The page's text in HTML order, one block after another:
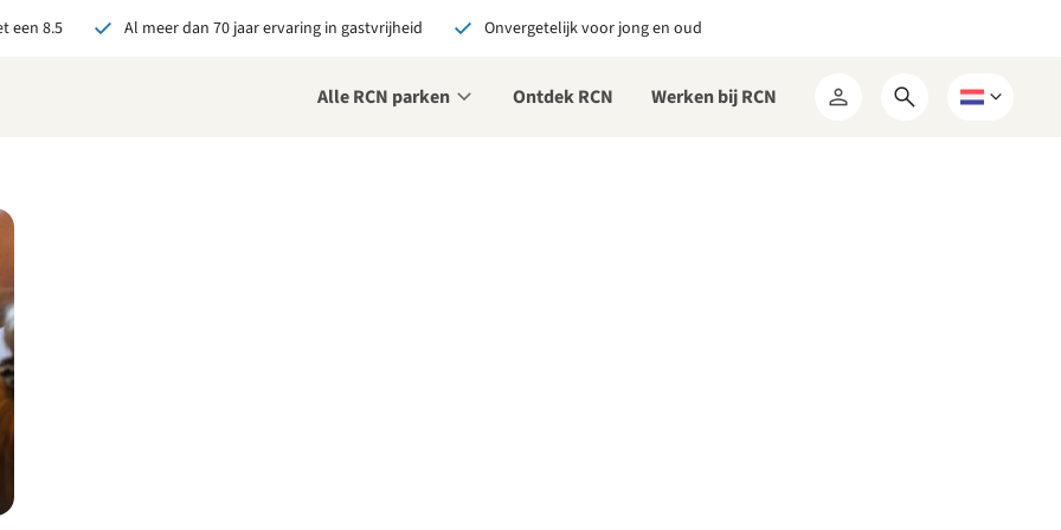
een 8.5 Al meer dan 70 jaar ervaring in gastvrijheid Onvergetelijk voor jong en oud
Alle RCN parken Ontdek RCN Werken bij RCN
Mijn
Open
Kies
bij RCN boekt, krijg je:
Persoonlijk contact
alle voordelen